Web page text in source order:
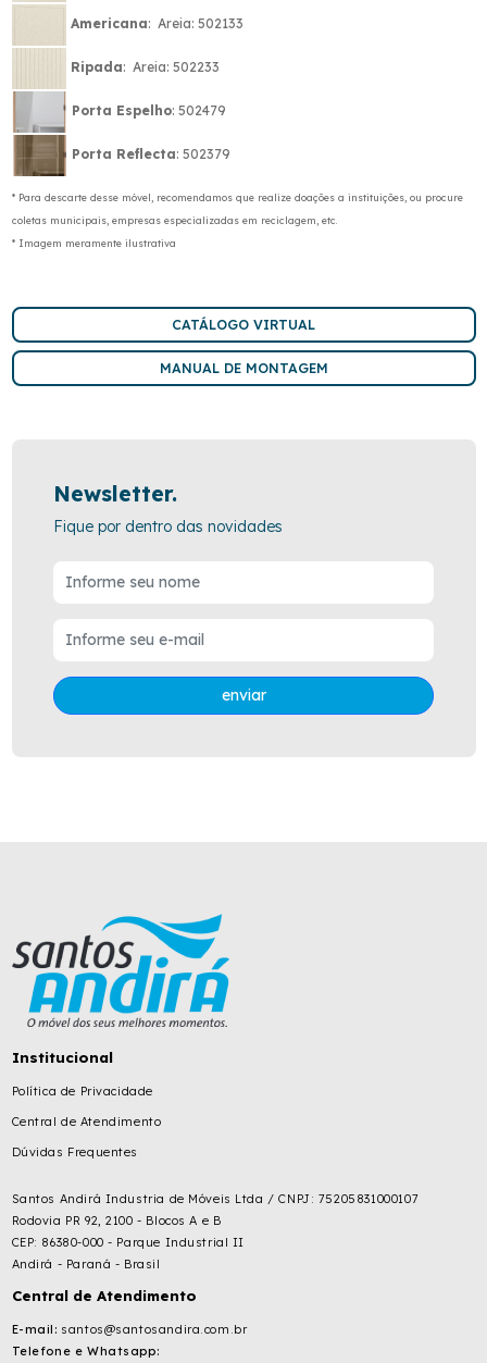
Americana: Areia: 502133
Ripada: Areia: 502233
Porta Espelho: 502479
Porta Reflecta: 502379
* Para descarte desse móvel, recomendamos que realize doações a instituições, ou procure
coletas municipais, empresas especializadas em reciclagem, etc.
* Imagem meramente ilustrativa
CATÁLOGO VIRTUAL
MANUAL DE MONTAGEM
Newsletter.
Fique por dentro das novidades
enviar
Institucional
Política de Privacidade
Central de Atendimento
Dúvidas Frequentes
Santos Andirá Industria de Móveis Ltda / CNPJ: 75205831000107
Rodovia PR 92, 2100 - Blocos A e B
CEP: 86380-000 - Parque Industrial II
Andirá - Paraná - Brasil
Central de Atendimento
E-mail: santos@santosandira.com.br
Telefone e Whatsapp: